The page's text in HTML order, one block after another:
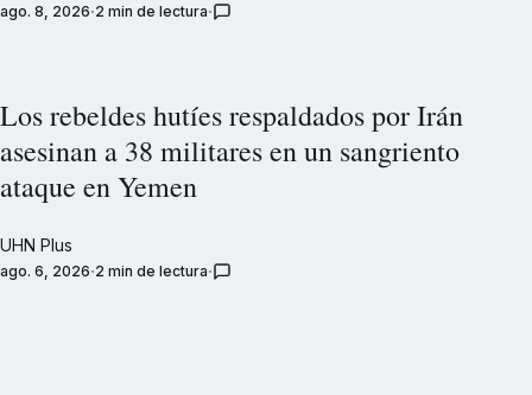
ago. 8, 2026 2 min de lectura
Los rebeldes hutíes respaldados por Irán
asesinan a 38 militares en un sangriento
ataque en Yemen
UHN Plus
ago. 6, 2026 2 min de lectura